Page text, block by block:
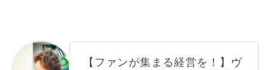
【ファンが集まる経営を！】ヴ